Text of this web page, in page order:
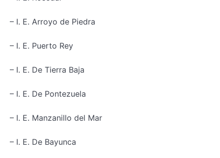
– I. E. Arroyo de Piedra
– I. E. Puerto Rey
– I. E. De Tierra Baja
– I. E. De Pontezuela
– I. E. Manzanillo del Mar
– I. E. De Bayunca